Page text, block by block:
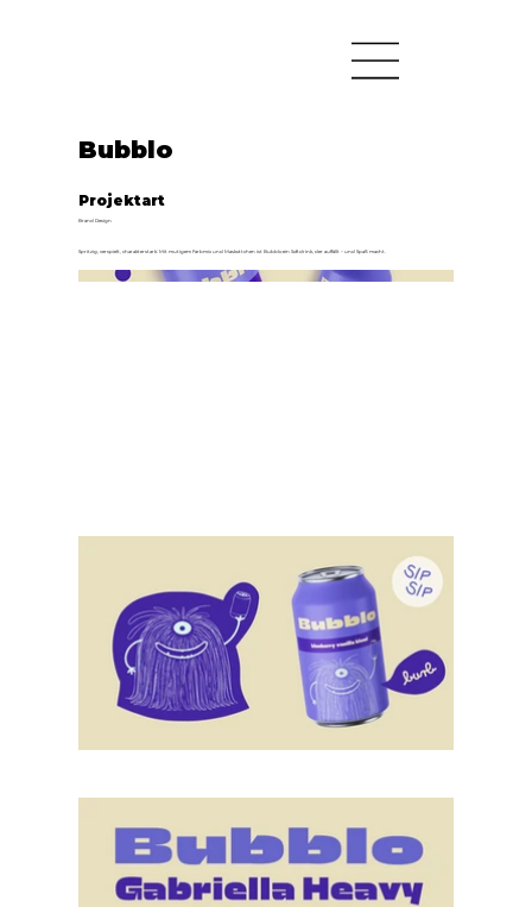
Bubblo
Projektart
Brand Design
Spritzig, verspielt, charakterstark: Mit mutigem Farbmix und Maskottchen ist Bubblo ein Softdrink, der auffällt – und Spaß macht.